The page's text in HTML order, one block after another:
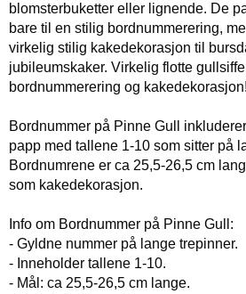
blomsterbuketter eller lignende. De
bare til en stilig bordnummerering,
virkelig stilig kakedekorasjon til
jubileumskaker. Virkelig flotte
bordnummerering og kakedekorasjon!
Bordnummer på Pinne Gull
papp med tallene 1-10 som sitter på
Bordnumrene er ca 25,5-26,5 cm
som kakedekorasjon.
Info om Bordnummer på Pinne Gull:
- Gyldne nummer på lange trepinner.
- Inneholder tallene 1-10.
- Mål: ca 25,5-26,5 cm lange.